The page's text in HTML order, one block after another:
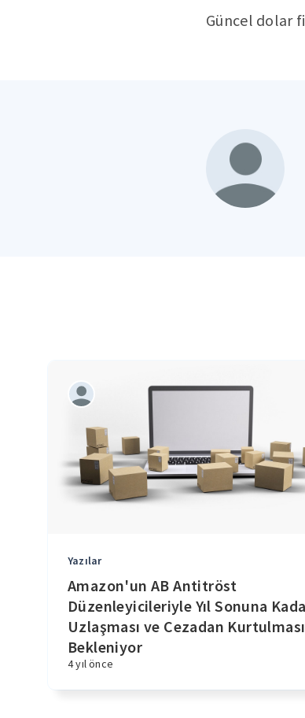
Güncel dolar
Yazılar
Amazon'un AB Antitröst
Düzenleyicileriyle Yıl Sonuna
Uzlaşması ve Cezadan Kurtulması
Bekleniyor
4 yıl önce